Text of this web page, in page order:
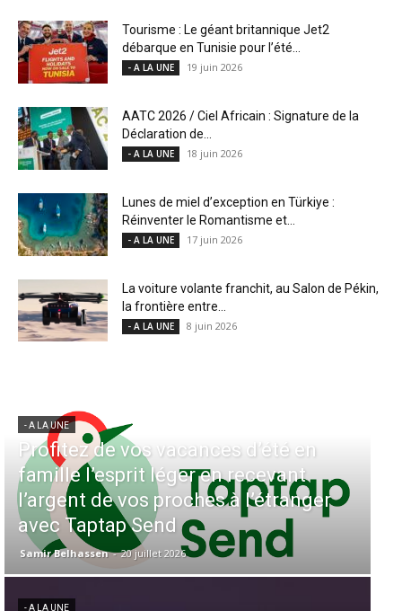
Tourisme : Le géant britannique Jet2
débarque en Tunisie pour l’été...
- A LA UNE 19 juin 2026
AATC 2026 / Ciel Africain : Signature de la
Déclaration de...
- A LA UNE 18 juin 2026
Lunes de miel d’exception en Türkiye :
Réinventer le Romantisme et...
- A LA UNE 17 juin 2026
La voiture volante franchit, au Salon de Pékin,
la frontière entre...
- A LA UNE 8 juin 2026
- A LA UNE
Aérien & Stratégie : Comment
Air Maroc fait de la diaspora
européenne le moteur de son
Casablanca
Samir Belhassen - 4 août 2026
en